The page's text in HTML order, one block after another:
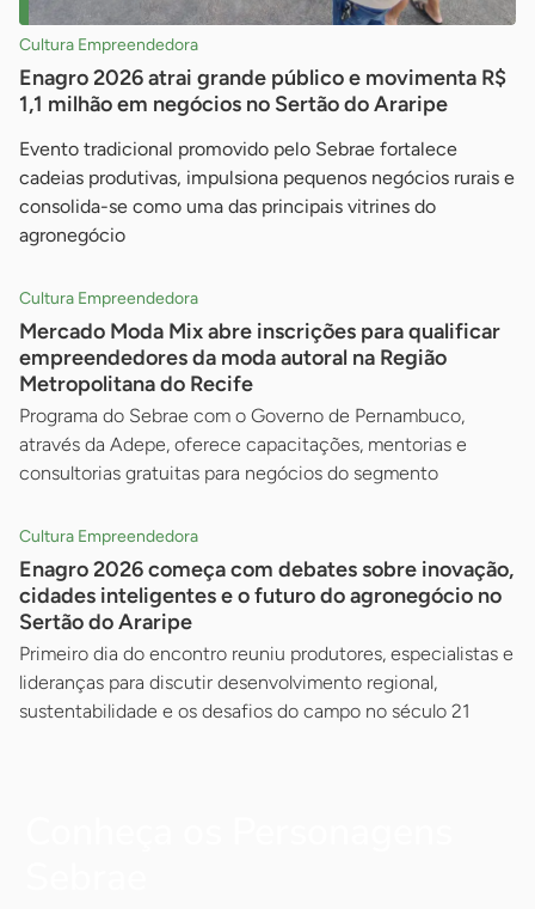
Cultura Empreendedora
Enagro 2026 atrai grande público e movimenta R$
1,1 milhão em negócios no Sertão do Araripe
Evento tradicional promovido pelo Sebrae fortalece
cadeias produtivas, impulsiona pequenos negócios rurais e
consolida-se como uma das principais vitrines do
agronegócio
Cultura Empreendedora
Mercado Moda Mix abre inscrições para qualificar
empreendedores da moda autoral na Região
Metropolitana do Recife
Programa do Sebrae com o Governo de Pernambuco,
através da Adepe, oferece capacitações, mentorias e
consultorias gratuitas para negócios do segmento
Cultura Empreendedora
Enagro 2026 começa com debates sobre inovação,
cidades inteligentes e o futuro do agronegócio no
Sertão do Araripe
Primeiro dia do encontro reuniu produtores, especialistas e
lideranças para discutir desenvolvimento regional,
sustentabilidade e os desafios do campo no século 21